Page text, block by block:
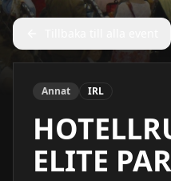
Annat IRL
ELITE